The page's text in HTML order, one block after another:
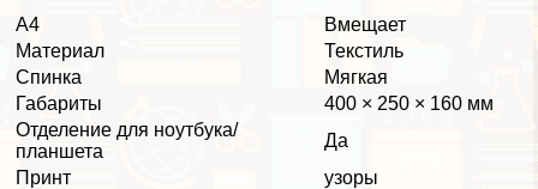
А4
Вмещает
Материал
Текстиль
Спинка
Мягкая
Габариты
400 × 250 × 160 мм
Отделение для ноутбука/
планшета
Да
Принт
узоры